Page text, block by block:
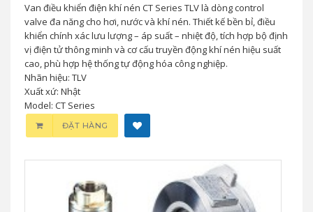
Van điều khiển điện khí nén CT Series TLV là dòng control
valve đa năng cho hơi, nước và khí nén. Thiết kế bền bỉ, điều
khiển chính xác lưu lượng – áp suất – nhiệt độ, tích hợp bộ định
vị điện tử thông minh và cơ cấu truyền động khí nén hiệu suất
cao, phù hợp hệ thống tự động hóa công nghiệp.
Nhãn hiệu: TLV
Xuất xứ: Nhật
Model: CT Series
ĐẶT HÀNG